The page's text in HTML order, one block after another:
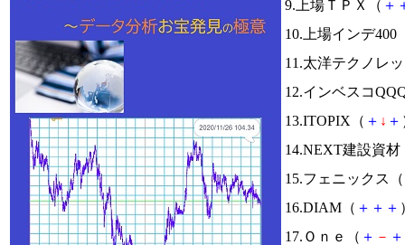
9.上場ＴＰＸ（ ＋
10.上場インデ400
11.太洋テクノレ
12.インベスコ
13.ITOPIX（ ＋ ↓ ＋
14.NEXT建設資材
15.フェニックス（
16.DIAM（ ＋ ＋ ＋
17.Ｏｎｅ（ ＋ － ＋